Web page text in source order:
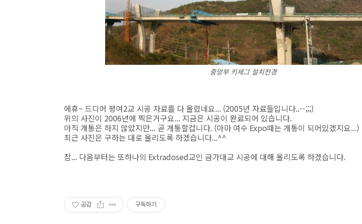
중앙부 키세그 설치전경
에휴~ 드디어 평여2교 시공 자료를 다 올렸네요... (2005년 자료들입니다..--;;;)
위의 사진이 2006년에 찍은거구요... 지금은 시공이 완료되어 있습니다.
아직 개통은 하지 않았지만... 곧 개통할겁니다. (아마 여수 Expo때는 개통이 되어있겠지요...)
최근 사진은 구하는 대로 올리도록 하겠습니다...^^
참... 다음부터는 또하나의 Extradosed교인 금가대교 시공에 대해 올리도록 하겠습니다.
공감 구독하기